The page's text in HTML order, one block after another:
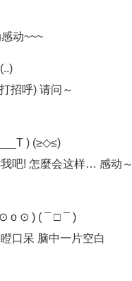
动~~~
招呼) 请问～
) (≥◇≤)
吧! 怎麼会这样… 感动～
o ⊙ ) ( ¯ □ ¯ )
口呆 脑中一片空白